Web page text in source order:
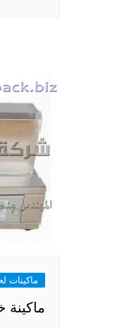
ماكينات
ماكينة